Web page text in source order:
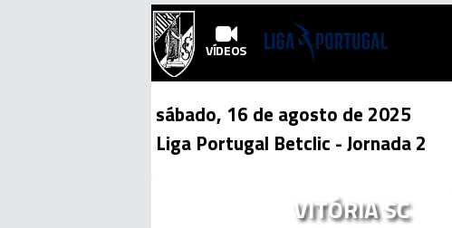
VÍDEOS
sábado, 16 de agosto de 2025
Liga Portugal Betclic - Jornada 2
VITÓRIA SC